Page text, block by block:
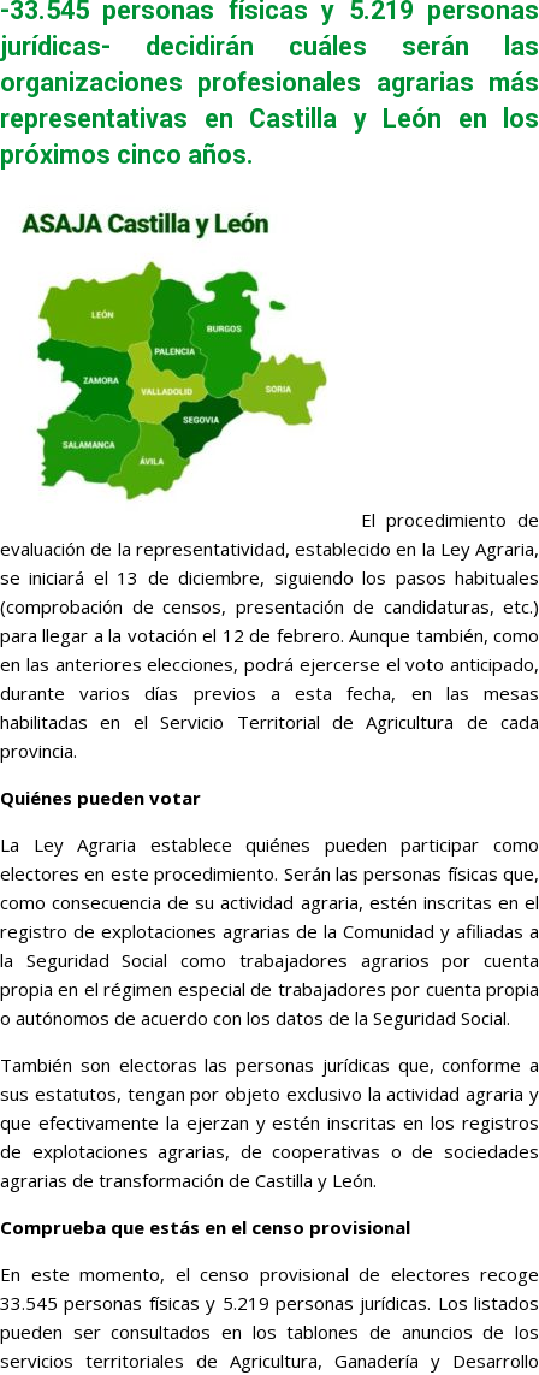
-33.545 personas físicas y 5.219 personas
jurídicas- decidirán cuáles serán las
organizaciones profesionales agrarias más
representativas en Castilla y León en los
próximos cinco años.
El procedimiento de
evaluación de la representatividad, establecido en la Ley Agraria,
se iniciará el 13 de diciembre, siguiendo los pasos habituales
(comprobación de censos, presentación de candidaturas, etc.)
para llegar a la votación el 12 de febrero. Aunque también, como
en las anteriores elecciones, podrá ejercerse el voto anticipado,
durante varios días previos a esta fecha, en las mesas
habilitadas en el Servicio Territorial de Agricultura de cada
provincia.
Quiénes pueden votar
La Ley Agraria establece quiénes pueden participar como
electores en este procedimiento. Serán las personas físicas que,
como consecuencia de su actividad agraria, estén inscritas en el
registro de explotaciones agrarias de la Comunidad y afiliadas a
la Seguridad Social como trabajadores agrarios por cuenta
propia en el régimen especial de trabajadores por cuenta propia
o autónomos de acuerdo con los datos de la Seguridad Social.
También son electoras las personas jurídicas que, conforme a
sus estatutos, tengan por objeto exclusivo la actividad agraria y
que efectivamente la ejerzan y estén inscritas en los registros
de explotaciones agrarias, de cooperativas o de sociedades
agrarias de transformación de Castilla y León.
Comprueba que estás en el censo provisional
En este momento, el censo provisional de electores recoge
33.545 personas físicas y 5.219 personas jurídicas. Los listados
pueden ser consultados en los tablones de anuncios de los
servicios territoriales de Agricultura, Ganadería y Desarrollo